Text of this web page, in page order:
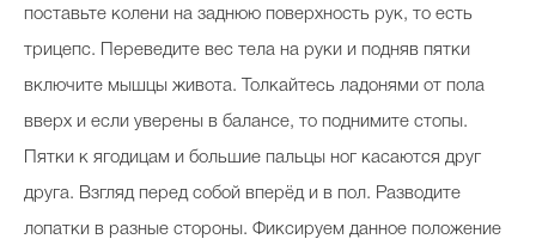
поставьте колени на заднюю поверхность рук, то есть
трицепс. Переведите вес тела на руки и подняв пятки
включите мышцы живота. Толкайтесь ладонями от пола
вверх и если уверены в балансе, то поднимите стопы.
Пятки к ягодицам и большие пальцы ног касаются друг
друга. Взгляд перед собой вперёд и в пол. Разводите
лопатки в разные стороны. Фиксируем данное положение